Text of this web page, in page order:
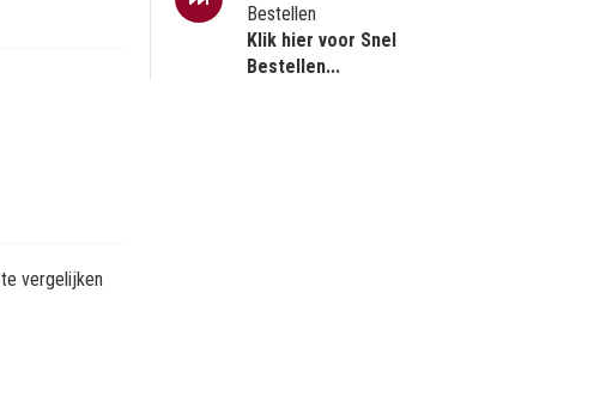
vergelijken
Bestellen
Klik hier voor Snel
Bestellen...